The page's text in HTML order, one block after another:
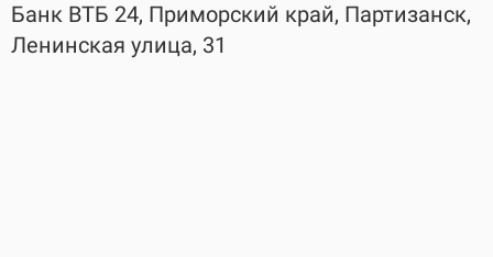
Банк ВТБ 24, Приморский край, Партизанск,
Ленинская улица, 31